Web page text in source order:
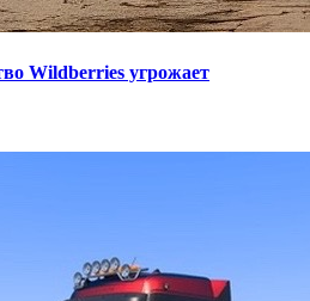
Wildberries угрожает